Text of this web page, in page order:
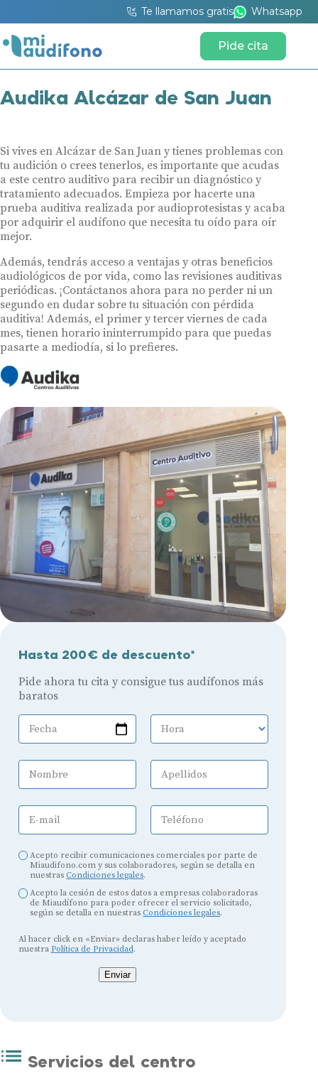
Te llamamos gratis Whatsapp
Pide cita
Audika Alcázar de San Juan
Si vives en Alcázar de San Juan y tienes problemas con
tu audición o crees tenerlos, es importante que acudas
a este centro auditivo para recibir un diagnóstico y
tratamiento adecuados. Empieza por hacerte una
prueba auditiva realizada por audioprotesistas y acaba
por adquirir el audífono que necesita tu oído para oír
mejor.
Además, tendrás acceso a ventajas y otras beneficios
audiológicos de por vida, como las revisiones auditivas
periódicas. ¡Contáctanos ahora para no perder ni un
segundo en dudar sobre tu situación con pérdida
auditiva! Además, el primer y tercer viernes de cada
mes, tienen horario ininterrumpido para que puedas
pasarte a mediodía, si lo prefieres.
Hasta 200€ de descuento*
Pide ahora tu cita y consigue tus audífonos más
baratos
Fecha Hora
Nombre Apellidos
E-mail Teléfono
Acepto recibir comunicaciones comerciales por parte de
Miaudifono.com y sus colaboradores, según se detalla en
nuestras Condiciones legales.
Acepto la cesión de estos datos a empresas colaboradoras
de Miaudífono para poder ofrecer el servicio solicitado,
según se detalla en nuestras Condiciones legales.
Al hacer click en «Enviar» declaras haber leído y aceptado
nuestra Política de Privacidad.
Enviar
Servicios del centro